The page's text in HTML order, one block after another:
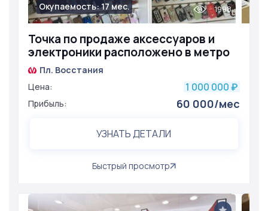
Точка по продаже аксессуаров и
электроники расположено в метро
Окупаемость: 17 мес. 1998
Пл. Восстания
Цена:
1 000 000 ₽
Прибыль: 60 000/мес
УЗНАТЬ ДЕТАЛИ
Быстрый просмотр